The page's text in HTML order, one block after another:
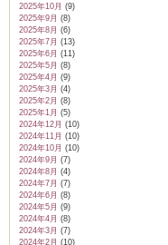
2025年10月 (9)
2025年9月 (8)
2025年8月 (6)
2025年7月 (13)
2025年6月 (11)
2025年5月 (8)
2025年4月 (9)
2025年3月 (4)
2025年2月 (8)
2025年1月 (5)
2024年12月 (10)
2024年11月 (10)
2024年10月 (10)
2024年9月 (7)
2024年8月 (4)
2024年7月 (7)
2024年6月 (8)
2024年5月 (9)
2024年4月 (8)
2024年3月 (7)
2024年2月 (10)